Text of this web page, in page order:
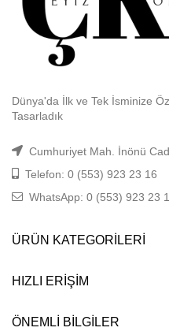
Dünya'da İlk ve Tek İsminize
Tasarladık
Cumhuriyet Mah. İnönü
Telefon: 0 (553) 923 23 16
WhatsApp: 0 (553) 923 23
ÜRÜN KATEGORILERI
HIZLI ERIŞIM
ÖNEMLI BILGILER